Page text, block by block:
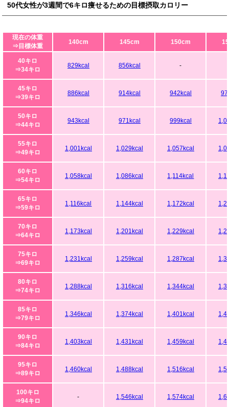
50代女性が3週間で6キロ痩せるための目標摂取カロリー
現在の体重
⇒目標体重
140cm 145cm 150cm
40キロ
⇒34キロ
829kcal 856kcal -
45キロ
⇒39キロ
886kcal 914kcal 942kcal
50キロ
⇒44キロ
943kcal 971kcal 999kcal
55キロ
⇒49キロ
1,001kcal 1,029kcal 1,057kcal
60キロ
⇒54キロ
1,058kcal 1,086kcal 1,114kcal
65キロ
⇒59キロ
1,116kcal 1,144kcal 1,172kcal
70キロ
⇒64キロ
1,173kcal 1,201kcal 1,229kcal
75キロ
⇒69キロ
1,231kcal 1,259kcal 1,287kcal
80キロ
⇒74キロ
1,288kcal 1,316kcal 1,344kcal
85キロ
⇒79キロ
1,346kcal 1,374kcal 1,401kcal
90キロ
⇒84キロ
1,403kcal 1,431kcal 1,459kcal
95キロ
⇒89キロ
1,460kcal 1,488kcal 1,516kcal
100キロ
⇒94キロ
- 1,546kcal 1,574kcal